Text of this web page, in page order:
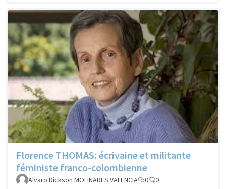
Florence THOMAS: écrivaine et militante
féministe franco-colombienne
Alvaro Dickson MOLINARES VALENCIA 0 0